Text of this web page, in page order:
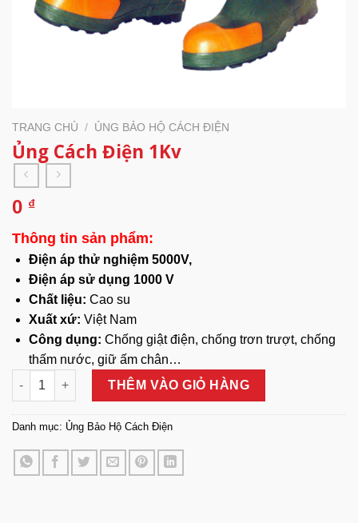
TRANG CHỦ / ỦNG BẢO HỘ CÁCH ĐIỆN
Ủng Cách Điện 1Kv
0 ₫
Thông tin sản phẩm:
Điện áp thử nghiệm 5000V,
Điện áp sử dụng 1000 V
Chất liệu: Cao su
Xuất xứ: Việt Nam
Công dụng: Chống giật điện, chống trơn trượt, chống
thấm nước, giữ ấm chân…
Ủng Cách Điện 1Kv số lượng
THÊM VÀO GIỎ HÀNG
Danh mục: Ủng Bảo Hộ Cách Điện